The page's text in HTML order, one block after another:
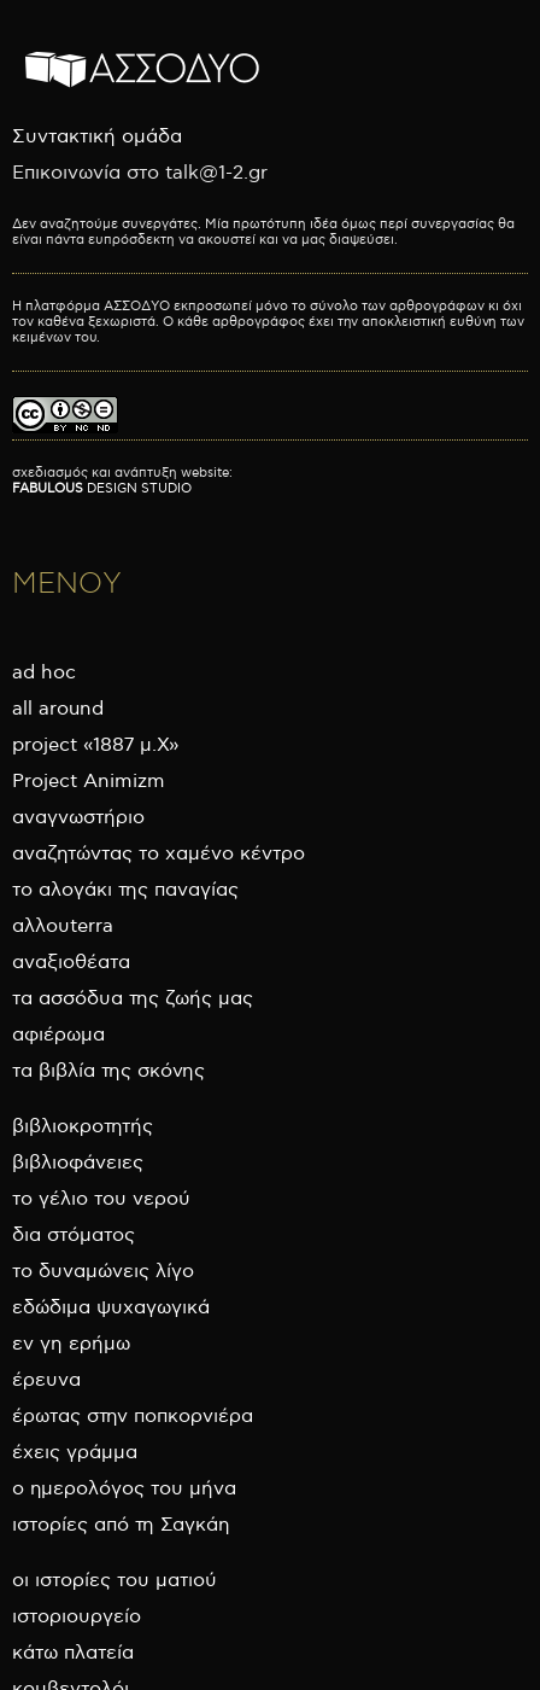
Συντακτική ομάδα
Επικοινωνία στο talk@1-2.gr
Δεν αναζητούμε συνεργάτες. Μία πρωτότυπη ιδέα όμως περί συνεργασίας θα
είναι πάντα ευπρόσδεκτη να ακουστεί και να μας διαψεύσει.
Η πλατφόρμα ΑΣΣΟΔΥΟ εκπροσωπεί μόνο το σύνολο των αρθρογράφων κι όχι
τον καθένα ξεχωριστά. Ο κάθε αρθρογράφος έχει την αποκλειστική ευθύνη των
κειμένων του.
σχεδιασμός και ανάπτυξη website:
FABULOUS DESIGN STUDIO
ΜΕΝΟΥ
ad hoc
all around
project «1887 μ.Χ»
Project Animizm
αναγνωστήριο
αναζητώντας το χαμένο κέντρο
το αλογάκι της παναγίας
αλλουterra
αναξιοθέατα
τα ασσόδυα της ζωής μας
αφιέρωμα
τα βιβλία της σκόνης
βιβλιοκροτητής
βιβλιοφάνειες
το γέλιο του νερού
δια στόματος
το δυναμώνεις λίγο
εδώδιμα ψυχαγωγικά
εν γη ερήμω
έρευνα
έρωτας στην ποπκορνιέρα
έχεις γράμμα
ο ημερολόγος του μήνα
ιστορίες από τη Σαγκάη
οι ιστορίες του ματιού
ιστοριουργείο
κάτω πλατεία